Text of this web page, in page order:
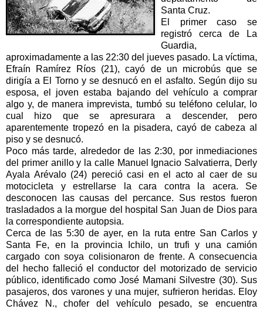
Santa Cruz.
El primer caso se
registró cerca de La
Guardia,
aproximadamente a las 22:30 del jueves pasado. La víctima,
Efraín Ramírez Ríos (21), cayó de un microbús que se
dirigía a El Torno y se desnucó en el asfalto. Según dijo su
esposa, el joven estaba bajando del vehículo a comprar
algo y, de manera imprevista, tumbó su teléfono celular, lo
cual hizo que se apresurara a descender, pero
aparentemente tropezó en la pisadera, cayó de cabeza al
piso y se desnucó.
Poco más tarde, alrededor de las 2:30, por inmediaciones
del primer anillo y la calle Manuel Ignacio Salvatierra, Derly
Ayala Arévalo (24) pereció casi en el acto al caer de su
motocicleta y estrellarse la cara contra la acera. Se
desconocen las causas del percance. Sus restos fueron
trasladados a la morgue del hospital San Juan de Dios para
la correspondiente autopsia.
Cerca de las 5:30 de ayer, en la ruta entre San Carlos y
Santa Fe, en la provincia Ichilo, un trufi y una camión
cargado con soya colisionaron de frente. A consecuencia
del hecho falleció el conductor del motorizado de servicio
público, identificado como José Mamani Silvestre (30). Sus
pasajeros, dos varones y una mujer, sufrieron heridas. Eloy
Chávez N., chofer del vehículo pesado, se encuentra